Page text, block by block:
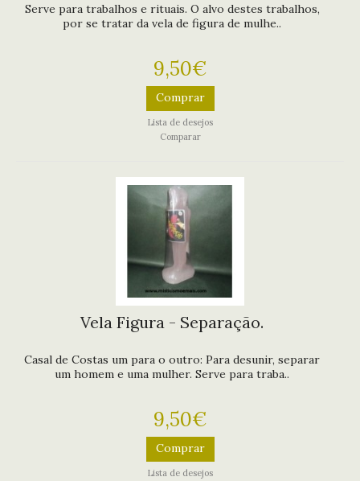
Serve para trabalhos e rituais. O alvo destes trabalhos,
por se tratar da vela de figura de mulhe..
9,50€
Comprar
Lista de desejos
Comparar
Vela Figura - Separação.
Casal de Costas um para o outro: Para desunir, separar
um homem e uma mulher. Serve para traba..
9,50€
Comprar
Lista de desejos